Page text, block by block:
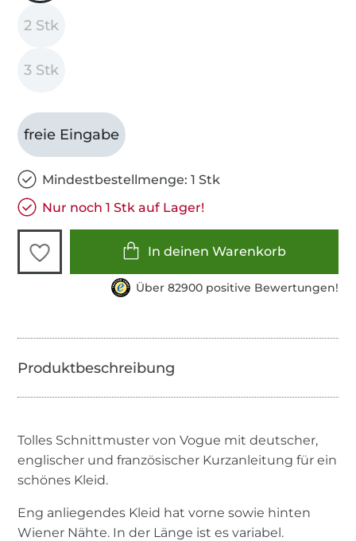
2 Stk
3 Stk
freie Eingabe
Mindestbestellmenge: 1 Stk
Nur noch 1 Stk auf Lager!
In deinen Warenkorb
Über 82900 positive Bewertungen!
Tolles Schnittmuster von Vogue mit deutscher,
englischer und französischer Kurzanleitung für ein
schönes Kleid.
Eng anliegendes Kleid hat vorne sowie hinten
Wiener Nähte. In der Länge ist es variabel.